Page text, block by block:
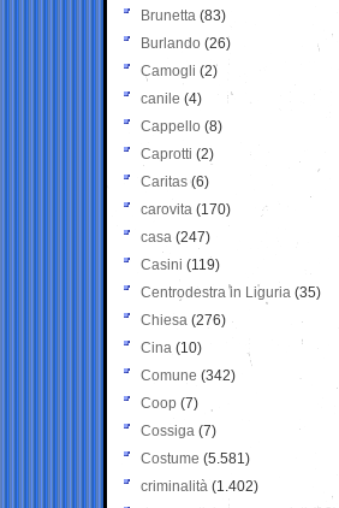
Brunetta (83)
Burlando (26)
Camogli (2)
canile (4)
Cappello (8)
Caprotti (2)
Caritas (6)
carovita (170)
casa (247)
Casini (119)
Centrodestra in Liguria (35)
Chiesa (276)
Cina (10)
Comune (342)
Coop (7)
Cossiga (7)
Costume (5.581)
criminalità (1.402)